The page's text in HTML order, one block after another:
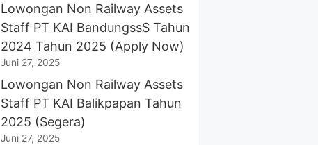
Lowongan Non Railway Assets
Staff PT KAI BandungssS Tahun
2024 Tahun 2025 (Apply Now)
Juni 27, 2025
Lowongan Non Railway Assets
Staff PT KAI Balikpapan Tahun
2025 (Segera)
Juni 27, 2025